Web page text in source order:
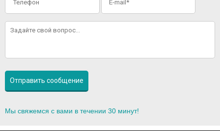
Мы свяжемся с вами в течении 30 минут!